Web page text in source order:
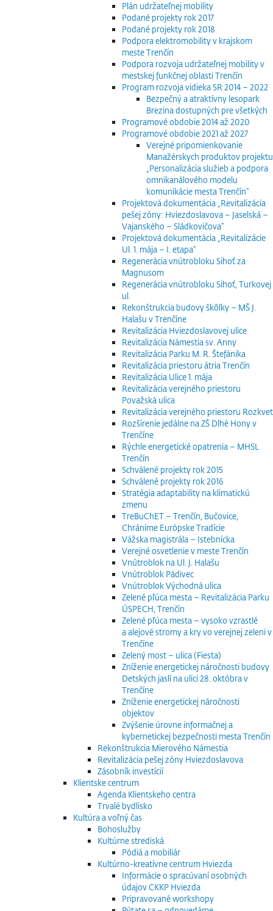
Plán udržateľnej mobility
Podané projekty rok 2017
Podané projekty rok 2018
Podpora elektromobility v krajskom
meste Trenčín
Podpora rozvoja udržateľnej mobility v
mestskej funkčnej oblasti Trenčín
Program rozvoja vidieka SR 2014 – 2022
Bezpečný a atraktívny lesopark
Brezina dostupných pre všetkých
Programové obdobie 2014 až 2020
Programové obdobie 2021 až 2027
Verejné pripomienkovanie
Manažérskych produktov projektu
„Personalizácia služieb a podpora
omnikanálového modelu
komunikácie mesta Trenčín“
Projektová dokumentácia „Revitalizácia
pešej zóny: Hviezdoslavova – Jaselská –
Vajanského – Sládkovičova“
Projektová dokumentácia „Revitalizácie
Ul. 1. mája – I. etapa“
Regenerácia vnútrobloku Sihoť za
Magnusom
Regenerácia vnútrobloku Sihoť, Turkovej
ul.
Rekonštrukcia budovy škôlky – MŠ J.
Halašu v Trenčíne
Revitalizácia Hviezdoslavovej ulice
Revitalizácia Námestia sv. Anny
Revitalizácia Parku M. R. Štefánika
Revitalizácia priestoru átria Trenčín
Revitalizácia Ulice 1. mája
Revitalizácia verejného priestoru
Považská ulica
Revitalizácia verejného priestoru Rozkvet
Rozšírenie jedálne na ZŠ Dlhé Hony v
Trenčíne
Rýchle energetické opatrenia – MHSL
Trenčín
Schválené projekty rok 2015
Schválené projekty rok 2016
Stratégia adaptability na klimatickú
zmenu
TreBuChET – Trenčín, Bučovice,
Chránime Európske Tradície
Vážska magistrála – Istebnícka
Verejné osvetlenie v meste Trenčín
Vnútroblok na Ul. J. Halašu
Vnútroblok Pádivec
Vnútroblok Východná ulica
Zelené pľúca mesta – Revitalizácia Parku
ÚSPECH, Trenčín
Zelené pľúca mesta – vysoko vzrastlé
a alejové stromy a kry vo verejnej zeleni v
Trenčíne
Zelený most – ulica (Fiesta)
Zníženie energetickej náročnosti budovy
Detských jaslí na ulici 28. októbra v
Trenčíne
Zníženie energetickej náročnosti
objektov
Zvýšenie úrovne informačnej a
kybernetickej bezpečnosti mesta Trenčín
Rekonštrukcia Mierového Námestia
Revitalizácia pešej zóny Hviezdoslavova
Zásobník investícií
Klientske centrum
Agenda Klientskeho centra
Trvalé bydlisko
Kultúra a voľný čas
Bohoslužby
Kultúrne strediská
Pódiá a mobiliár
Kultúrno-kreatívne centrum Hviezda
Informácie o spracúvaní osobných
údajov CKKP Hviezda
Pripravované workshopy